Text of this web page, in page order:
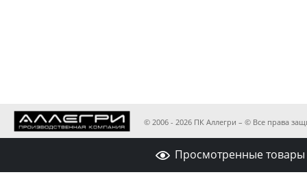
© 2006 - 2026 ПК Аллегри – © Все права
Просмотренные товары